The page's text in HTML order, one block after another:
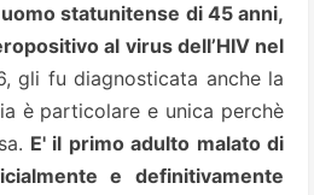
statunitense di 45 anni,
al virus dell’HIV nel
gli fu diagnosticata anche la
è particolare e unica perchè
E' il primo adulto malato di
e definitivamente